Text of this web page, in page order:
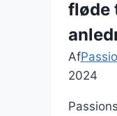
fløde
Af
2024